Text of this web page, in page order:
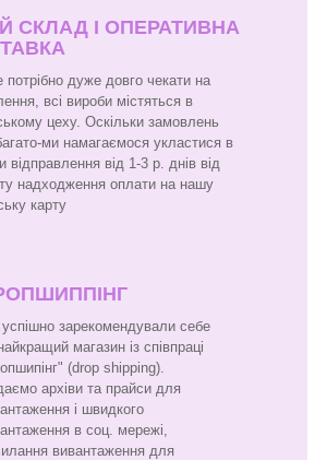
СКЛАД І ОПЕРАТИВНА
потрібно дуже довго чекати на
всі вироби містяться в
цеху. Оскільки замовлень
ми намагаємося укластися в
відправлення від 1-3 р. днів від
надходження оплати на нашу
карту
зарекомендували себе
магазин із співпраці
(drop shipping).
архіви та прайси для
і швидкого
в соц. мережі,
вивантаження для